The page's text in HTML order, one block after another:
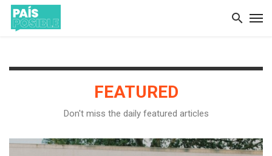
FEATURED
Don't miss the daily featured articles